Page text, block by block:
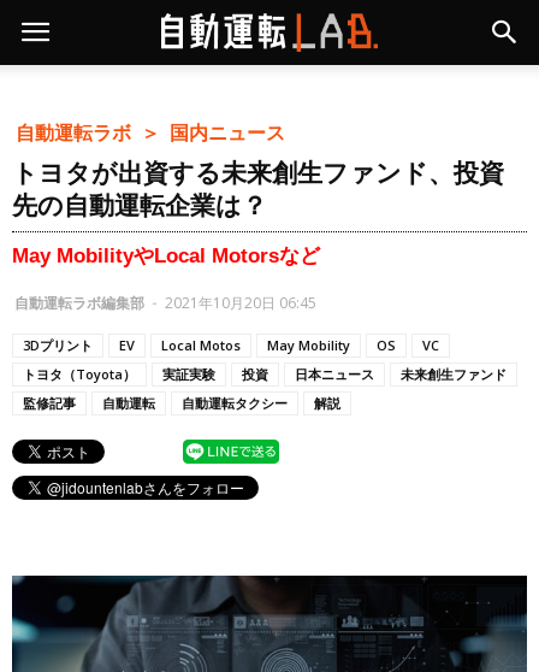
自動運転ラボ ＞ 国内ニュース
トヨタが出資する未来創生ファンド、投資
先の自動運転企業は？
May MobilityやLocal Motorsなど
自動運転ラボ編集部 - 2021年10月20日 06:45
3Dプリント EV Local Motos May Mobility OS
VC
トヨタ（Toyota）
実証実験 投資 日本ニュース
未来創生ファンド
監修記事
自動運転 自動運転タクシー 解説